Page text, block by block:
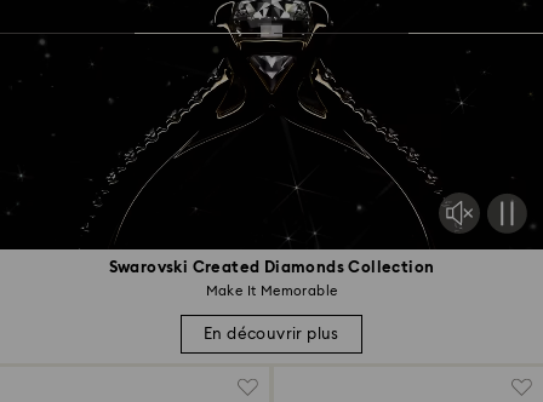
Swarovski Created Diamonds Collection
Make It Memorable
En découvrir plus